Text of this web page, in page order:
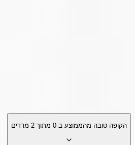
הקופה טובה מהממוצע ב-0 מתוך 2 מדדים